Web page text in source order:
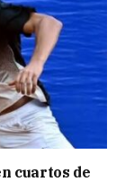
cuartos de